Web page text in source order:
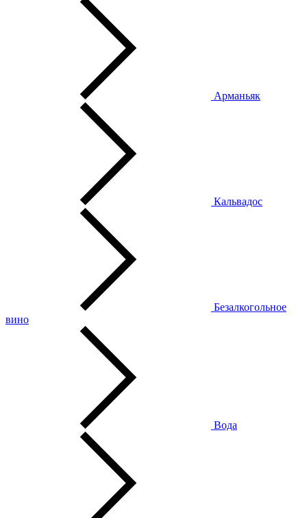
Арманьяк
Кальвадос
Безалкогольное
вино
Вода